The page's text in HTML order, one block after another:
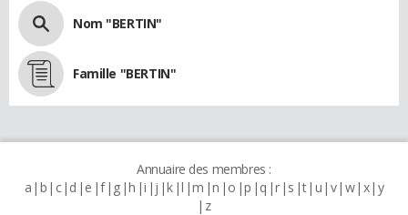
Nom "BERTIN"
Famille "BERTIN"
Annuaire des membres :
a b c d e f g h i j k l m n o p q r s t u v w x y
z